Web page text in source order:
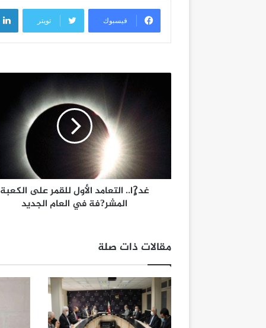
فيسبوك تويتر
غد?ٍا.. التعامد الأول للقمر على الكعبة
المشر?فة في العام الجديد
مقالات ذات صلة